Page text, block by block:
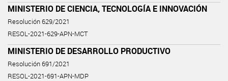
MINISTERIO DE CIENCIA, TECNOLOGÍA E INNOVACIÓN
Resolución 629/2021
RESOL-2021-629-APN-MCT
MINISTERIO DE DESARROLLO PRODUCTIVO
Resolución 691/2021
RESOL-2021-691-APN-MDP